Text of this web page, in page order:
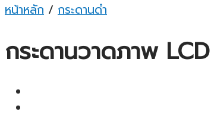
หน้าหลัก / กระดานดำ
กระดานวาดภาพ